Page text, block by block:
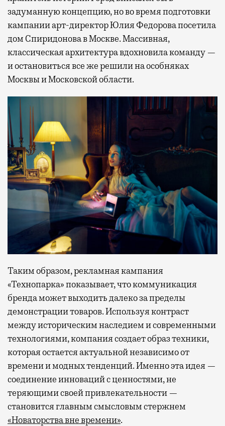
задуманную концепцию, но во время подготовки
кампании арт-директор Юлия Федорова посетила
дом Спиридонова в Москве. Массивная,
классическая архитектура вдохновила команду —
и остановиться все же решили на особняках
Москвы и Московской области.
Таким образом, рекламная кампания
«Технопарка» показывает, что коммуникация
бренда может выходить далеко за пределы
демонстрации товаров. Используя контраст
между историческим наследием и современными
технологиями, компания создает образ техники,
которая остается актуальной независимо от
времени и модных тенденций. Именно эта идея —
соединение инноваций с ценностями, не
теряющими своей привлекательности —
становится главным смысловым стержнем
«Новаторства вне времени».